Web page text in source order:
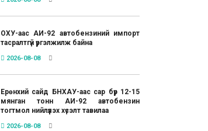
ОХУ-аас АИ-92 автобензиний импорт
тасралтгүй үргэлжилж байна
2026-08-08
Ерөнхий сайд БНХАУ-аас сар бүр 12-15
мянган тонн АИ-92 автобензин
тогтмол нийлүүлэх хүсэлт тавилаа
2026-08-08